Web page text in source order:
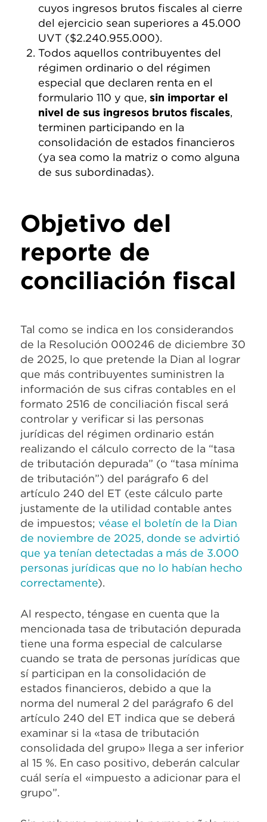
cuyos ingresos brutos fiscales al cierre
del ejercicio sean superiores a 45.000
UVT ($2.240.955.000).
Todos aquellos contribuyentes del
régimen ordinario o del régimen
especial que declaren renta en el
formulario 110 y que, sin importar el
nivel de sus ingresos brutos fiscales,
terminen participando en la
consolidación de estados financieros
(ya sea como la matriz o como alguna
de sus subordinadas).
Objetivo del
reporte de
conciliación fiscal
Tal como se indica en los considerandos
de la Resolución 000246 de diciembre 30
de 2025, lo que pretende la Dian al lograr
que más contribuyentes suministren la
información de sus cifras contables en el
formato 2516 de conciliación fiscal será
controlar y verificar si las personas
jurídicas del régimen ordinario están
realizando el cálculo correcto de la “tasa
de tributación depurada” (o “tasa mínima
de tributación”) del parágrafo 6 del
artículo 240 del ET (este cálculo parte
justamente de la utilidad contable antes
de impuestos; véase el boletín de la Dian
de noviembre de 2025, donde se advirtió
que ya tenían detectadas a más de 3.000
personas jurídicas que no lo habían hecho
correctamente).
Al respecto, téngase en cuenta que la
mencionada tasa de tributación depurada
tiene una forma especial de calcularse
cuando se trata de personas jurídicas que
sí participan en la consolidación de
estados financieros, debido a que la
norma del numeral 2 del parágrafo 6 del
artículo 240 del ET indica que se deberá
examinar si la «tasa de tributación
consolidada del grupo» llega a ser inferior
al 15 %. En caso positivo, deberán calcular
cuál sería el «impuesto a adicionar para el
grupo”.